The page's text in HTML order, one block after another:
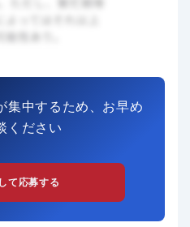
集中するため、お早め
ください
て応募する